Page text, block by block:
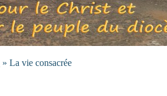
» La vie consacrée